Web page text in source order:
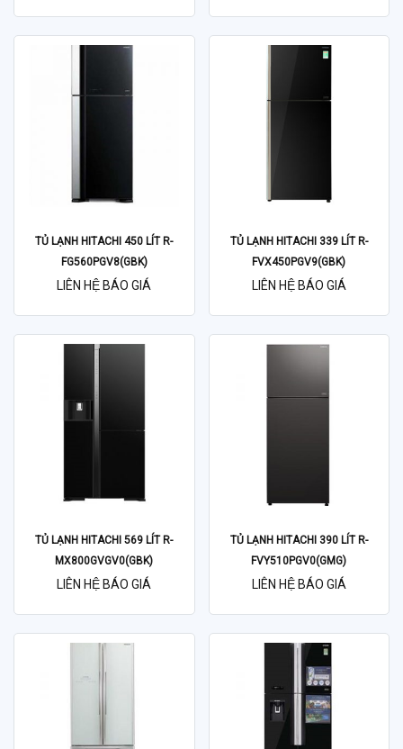
TỦ LẠNH HITACHI 450 LÍT R-
FG560PGV8(GBK)
LIÊN HỆ BÁO GIÁ
TỦ LẠNH HITACHI 339 LÍT R-
FVX450PGV9(GBK)
LIÊN HỆ BÁO GIÁ
TỦ LẠNH HITACHI 569 LÍT R-
MX800GVGV0(GBK)
LIÊN HỆ BÁO GIÁ
TỦ LẠNH HITACHI 390 LÍT R-
FVY510PGV0(GMG)
LIÊN HỆ BÁO GIÁ